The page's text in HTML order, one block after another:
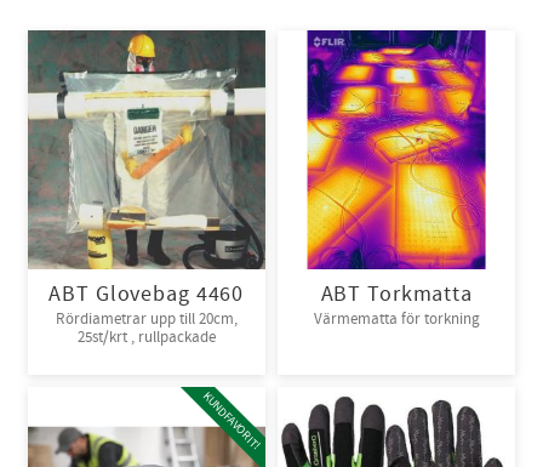
ABT Glovebag 4460
Rördiametrar upp till 20cm,
25st/krt , rullpackade
ABT Torkmatta
Värmematta för torkning
KUNDFAVORIT!